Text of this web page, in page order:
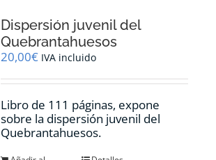
Dispersión juvenil del
Quebrantahuesos
20,00€ IVA incluido
Libro de 111 páginas, expone
sobre la dispersión juvenil del
Quebrantahuesos.